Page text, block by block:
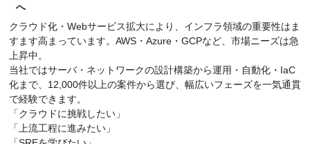
へ
クラウド化・Webサービス拡大により、インフラ領域の重要性はま
すます高まっています。AWS・Azure・GCPなど、市場ニーズは急
上昇中。
当社ではサーバ・ネットワークの設計構築から運用・自動化・IaC
化まで、12,000件以上の案件から選び、幅広いフェーズを一気通貫
で経験できます。
「クラウドに挑戦したい」
「上流工程に進みたい」